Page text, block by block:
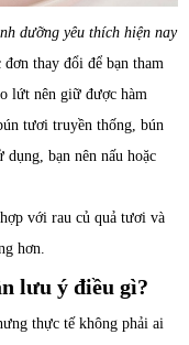
dưỡng yêu thích hiện nay
thay đổi để bạn tham
lứt nên giữ được hàm
tươi truyền thống, bún
bạn nên nấu hoặc
với rau củ quả tươi và
hơn.
lưu ý điều gì?
thực tế không phải ai